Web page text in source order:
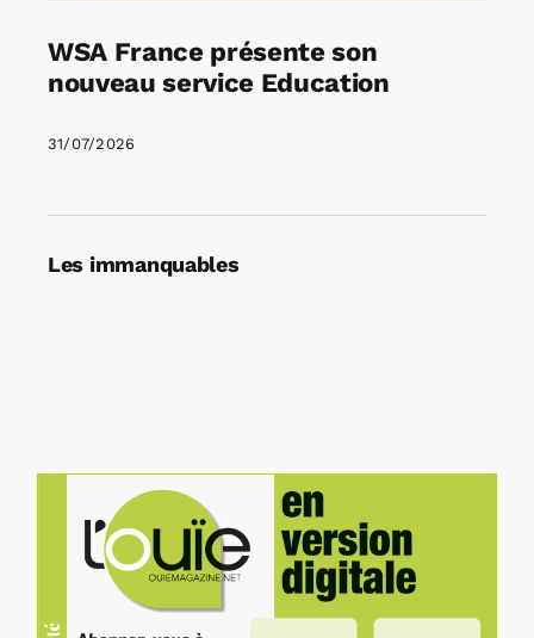
WSA France présente son
nouveau service Education
31/07/2026
Les immanquables